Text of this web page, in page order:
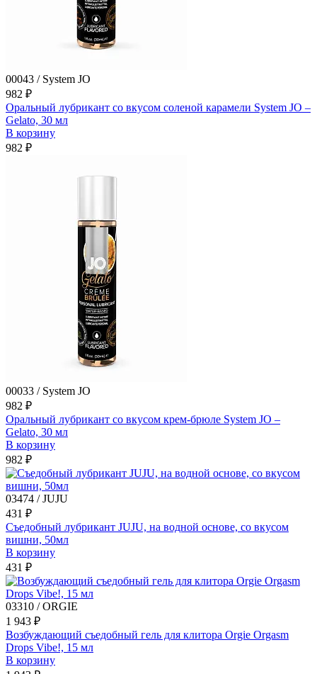
00043 / System JO
982 ₽
Оральный лубрикант со вкусом соленой карамели System JO –
Gelato, 30 мл
В корзину
982 ₽
00033 / System JO
982 ₽
Оральный лубрикант со вкусом крем-брюле System JO –
Gelato, 30 мл
В корзину
982 ₽
03474 / JUJU
431 ₽
Съедобный лубрикант JUJU, на водной основе, со вкусом
вишни, 50мл
В корзину
431 ₽
03310 / ORGIE
1 943 ₽
Возбуждающий съедобный гель для клитора Orgie Orgasm
Drops Vibe!, 15 мл
В корзину